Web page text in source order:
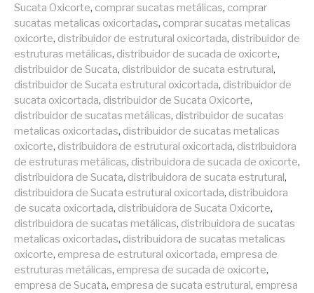
Sucata Oxicorte, comprar sucatas metálicas, comprar
sucatas metalicas oxicortadas, comprar sucatas metalicas
oxicorte, distribuidor de estrutural oxicortada, distribuidor de
estruturas metálicas, distribuidor de sucada de oxicorte,
distribuidor de Sucata, distribuidor de sucata estrutural ,
distribuidor de Sucata estrutural oxicortada, distribuidor de
sucata oxicortada, distribuidor de Sucata Oxicorte,
distribuidor de sucatas metálicas, distribuidor de sucatas
metalicas oxicortadas, distribuidor de sucatas metalicas
oxicorte, distribuidora de estrutural oxicortada, distribuidora
de estruturas metálicas, distribuidora de sucada de oxicorte,
distribuidora de Sucata, distribuidora de sucata estrutural ,
distribuidora de Sucata estrutural oxicortada, distribuidora
de sucata oxicortada, distribuidora de Sucata Oxicorte,
distribuidora de sucatas metálicas, distribuidora de sucatas
metalicas oxicortadas, distribuidora de sucatas metalicas
oxicorte, empresa de estrutural oxicortada, empresa de
estruturas metálicas, empresa de sucada de oxicorte,
empresa de Sucata, empresa de sucata estrutural , empresa